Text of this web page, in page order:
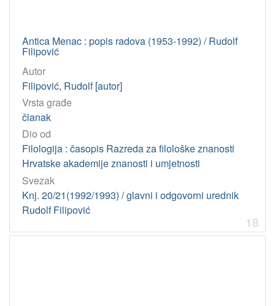
Antica Menac : popis radova (1953-1992) / Rudolf
Filipović
Autor
Filipović, Rudolf [autor]
Vrsta građe
članak
Dio od
Filologija : časopis Razreda za filološke znanosti
Hrvatske akademije znanosti i umjetnosti
Svezak
Knj. 20/21(1992/1993) / glavni i odgovorni urednik
Rudolf Filipović
18